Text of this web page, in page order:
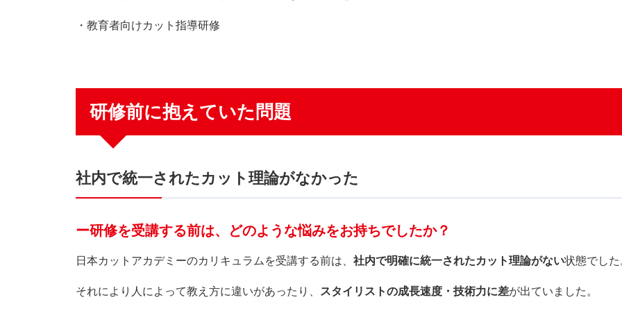
・教育者向けカット指導研修
研修前に抱えていた問題
社内で統一されたカット理論がなかった
ー研修を受講する前は、どのような悩みをお持ちでしたか？
日本カットアカデミーのカリキュラムを受講する前は、 社内で明確に統一されたカット理論がない状態でした
それにより人によって教え方に違いがあったり、 スタイリストの成長速度・技術力に差が出ていました。